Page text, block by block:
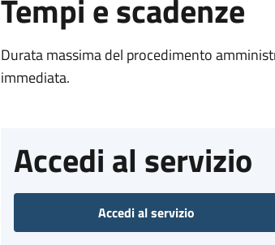
Tempi e scadenze
Durata massima del procedimento
immediata.
Accedi al servizio
Accedi al servizio